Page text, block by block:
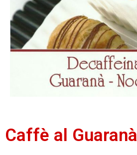
Caffè al Guaranà